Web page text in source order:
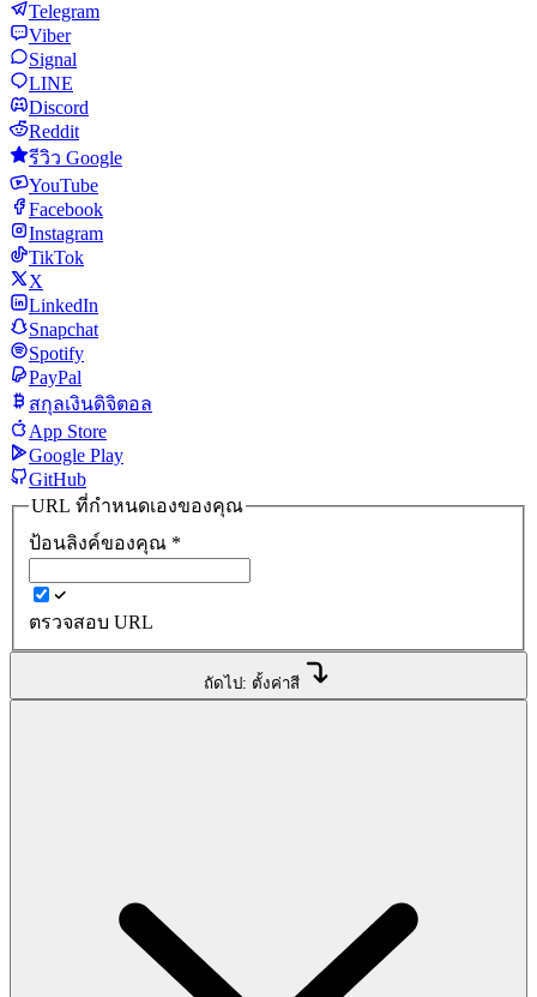
Telegram
Viber
Signal
LINE
Discord
Reddit
รีวิว Google
YouTube
Facebook
Instagram
TikTok
X
LinkedIn
Snapchat
Spotify
PayPal
สกุลเงินดิจิตอล
App Store
Google Play
GitHub
URL ที่กำหนดเองของคุณ
ป้อนลิงค์ของคุณ *
ตรวจสอบ URL
ถัดไป: ตั้งค่าสี